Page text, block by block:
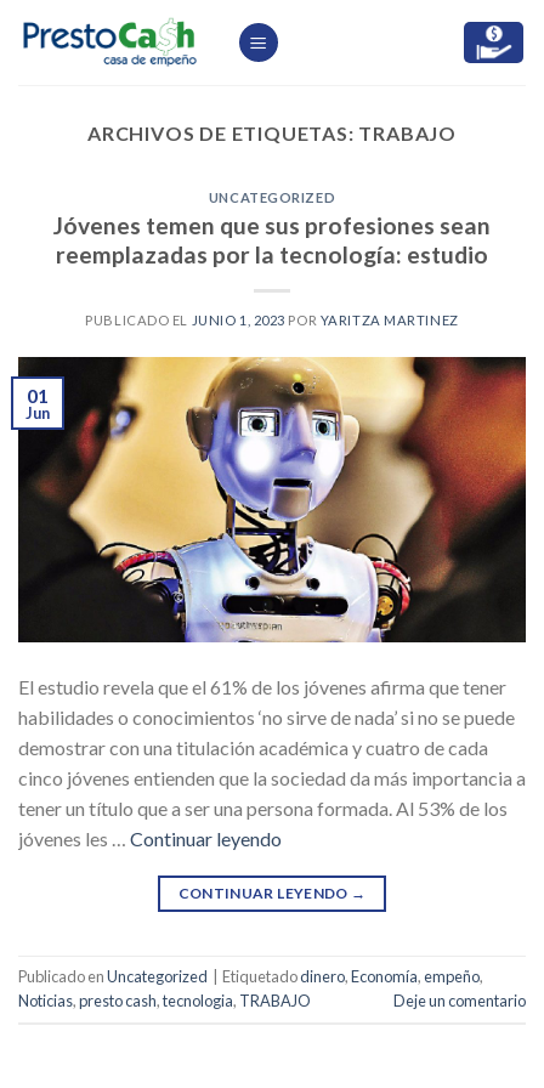
ARCHIVOS DE ETIQUETAS: TRABAJO
UNCATEGORIZED
Jóvenes temen que sus profesiones sean
reemplazadas por la tecnología: estudio
PUBLICADO EL JUNIO 1, 2023 POR YARITZA MARTINEZ
01
Jun
El estudio revela que el 61% de los jóvenes afirma que tener
habilidades o conocimientos ‘no sirve de nada’ si no se puede
demostrar con una titulación académica y cuatro de cada
cinco jóvenes entienden que la sociedad da más importancia a
tener un título que a ser una persona formada. Al 53% de los
jóvenes les … Continuar leyendo
CONTINUAR LEYENDO →
Publicado enUncategorized Etiquetadodinero,Economía,empeño,
Noticias,presto cash,tecnologia, TRABAJO Deje un comentario